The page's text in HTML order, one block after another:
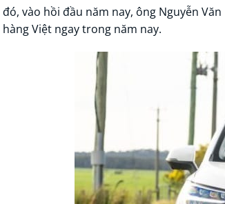
vào hồi đầu năm nay, ông Nguyễn
hàng Việt ngay trong năm nay.